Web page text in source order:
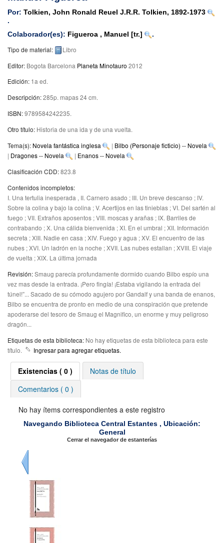
Por: Tolkien, John Ronald Reuel J.R.R. Tolkien, 1892-1973
.
Colaborador(es): Figueroa , Manuel [tr.] .
Tipo de material:
Libro
Editor: Bogota Barcelona Planeta Minotauro 2012
Edición: 1a ed.
Descripción:285p. mapas 24 cm.
ISBN:9789584242235.
Otro título: Historia de una ida y de una vuelta.
Tema(s):Novela fantástica inglesa | Bilbo (Personaje ficticio) -- Novela
| Dragones -- Novela | Enanos -- Novela
Clasificación CDD:823.8
Contenidos incompletos:
I. Una tertulia inesperada , II. Carnero asado ; III. Un breve descanso ; IV.
Sobre la colina y bajo la colina ; V. Acertijos en las tinieblas ; VI. Del sartén al
fuego ; VII. Extraños aposentos ; VIII. moscas y arañas ; IX. Barriles de
contrabando ; X. Una cálida bienvenida ; XI. En el umbral ; XII. Información
secreta ; XIII. Nadie en casa ; XIV. Fuego y agua ; XV. El encuentro de las
nubes ; XVI. Un ladrón en la noche ; XVII. Las nubes estallan ; XVIII. El viaje
de vuelta ; XIX. La última jornada
Revisión:Smaug parecía profundamente dormido cuando Bilbo espío una
vez mas desde la entrada. ¡Pero fingía! ¡Estaba vigilando la entrada del
túnel!”... Sacado de su cómodo agujero por Gandalf y una banda de enanos,
Bilbo se encuentra de pronto en medio de una conspiración que pretende
apoderarse del tesoro de Smaug el Magnifico, un enorme y muy peligroso
dragón...
Etiquetas de esta biblioteca: No hay etiquetas de esta biblioteca para este
título.
Ingresar para agregar etiquetas.
Existencias( 0 )
Notas de título
Comentarios ( 0 )
No hay ítems correspondientes a este registro
Navegando Biblioteca Central Estantes , Ubicación:
General
Cerrar el navegador de estanterías
Previo